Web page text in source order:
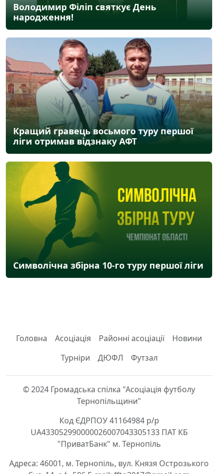
Володимир Філіп святкує День
народження!
Кращий гравець восьмого туру першої
ліги отримав відзнаку АФТ
Символічна збірна 10-го туру першої ліги
Головна Асоціація Районні асоціації
Новини
Турніри
ДЮФЛ Футзал
© 2024 Громадська спілка "Асоціація футболу
Тернопільщини"
Код ЄДРПОУ 41164984 р/р
UA433052990000026007043305133 ПАТ КБ
"ПриватБанк" м. Тернопіль
Адреса: 46001, м. Тернопіль, вул. Князя Острозького